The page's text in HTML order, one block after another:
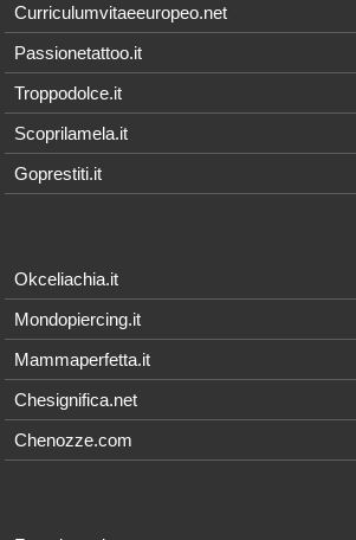
Curriculumvitaeeuropeo.net
Passionetattoo.it
Troppodolce.it
Scoprilamela.it
Goprestiti.it
Okceliachia.it
Mondopiercing.it
Mammaperfetta.it
Chesignifica.net
Chenozze.com